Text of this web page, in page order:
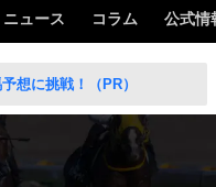
ニュース コラム 公式情
想に挑戦！（PR）